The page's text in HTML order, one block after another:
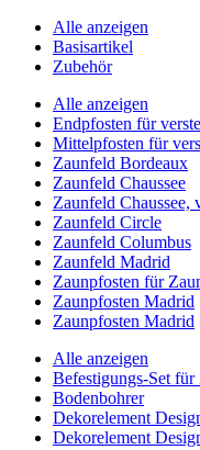
Alle anzeigen
Basisartikel
Zubehör
Alle anzeigen
Endpfosten für
Mittelpfosten für
Zaunfeld Bordeaux
Zaunfeld Chaussee
Zaunfeld Chaussee,
Zaunfeld Circle
Zaunfeld Columbus
Zaunfeld Madrid
Zaunpfosten für
Zaunpfosten Madrid
Zaunpfosten Madrid
Alle anzeigen
Befestigungs-Set für
Bodenbohrer
Dekorelement
Dekorelement